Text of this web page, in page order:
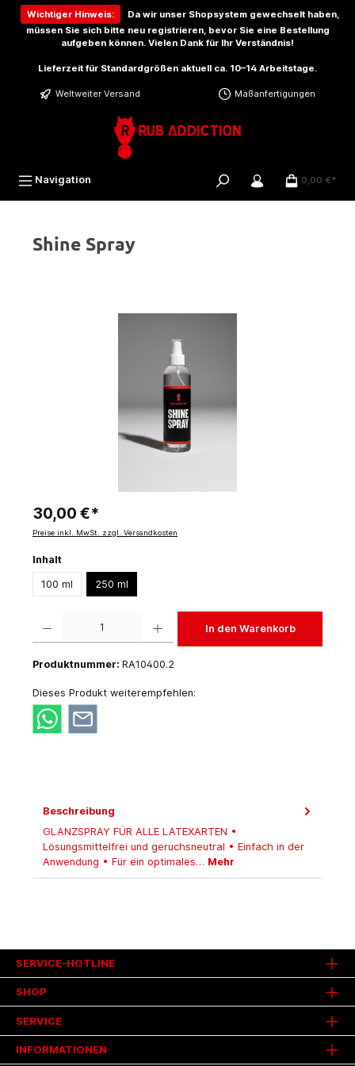
springen
Wichtiger Hinweis:
Da wir unser Shopsystem gewechselt haben,
müssen Sie sich bitte neu registrieren, bevor Sie eine Bestellung
aufgeben können. Vielen Dank für Ihr Verständnis!
Lieferzeit für Standardgrößen aktuell ca. 10–14 Arbeitstage.
Weltweiter Versand Maßanfertigungen
Navigation 0,00 €*
Shine Spray
30,00 €*
Preise inkl. MwSt. zzgl. Versandkosten
Inhalt
100 ml 250 ml
In den Warenkorb
Produktnummer: RA10400.2
Dieses Produkt weiterempfehlen:
Beschreibung
GLANZSPRAY FÜR ALLE LATEXARTEN •
Lösungsmittelfrei und geruchsneutral • Einfach in der
Anwendung • Für ein optimales… Mehr
SHOP
SERVICE
INFORMATIONEN
SERVICE-HOTLINE